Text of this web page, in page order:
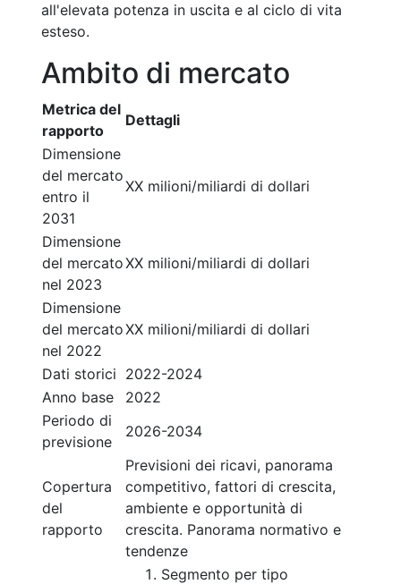
all'elevata potenza in uscita e al ciclo di vita
esteso.
Ambito di mercato
Metrica del
rapporto
Dettagli
Dimensione
del mercato
entro il
2031
XX milioni/miliardi di dollari
Dimensione
del mercato
nel 2023
XX milioni/miliardi di dollari
Dimensione
del mercato
nel 2022
XX milioni/miliardi di dollari
Dati storici 2022-2024
Anno base
2022
Periodo di
previsione
2026-2034
Copertura
del
rapporto
Previsioni dei ricavi, panorama
competitivo, fattori di crescita,
ambiente e opportunità di
crescita. Panorama normativo e
tendenze
Segmento per tipo